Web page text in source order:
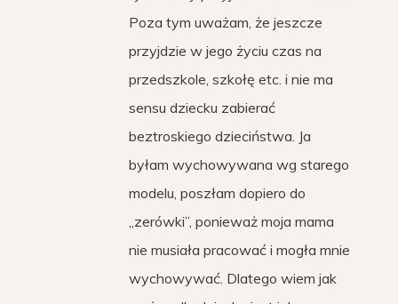
Poza tym uważam, że jeszcze
przyjdzie w jego życiu czas na
przedszkole, szkołę etc. i nie ma
sensu dziecku zabierać
beztroskiego dzieciństwa. Ja
byłam wychowywana wg starego
modelu, poszłam dopiero do
„zerówki”, ponieważ moja mama
nie musiała pracować i mogła mnie
wychowywać. Dlatego wiem jak